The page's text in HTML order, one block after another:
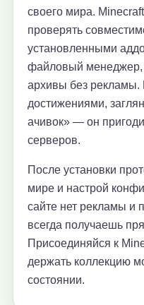
своего мира.
проверять
установленными
файловый менеджер,
архивы без рекламы.
достижениями,
ачивок» — он
серверов.
После установки
мире и настрой
сайте нет рекламы и
всегда получаешь
Присоединяйся к
держать коллекцию
состоянии.